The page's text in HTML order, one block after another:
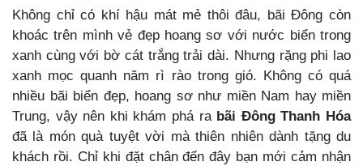
Không chỉ có khí hậu mát mẻ thôi đâu, bãi Đông còn
khoác trên mình vẻ đẹp hoang sơ với nước biển trong
xanh cùng với bờ cát trắng trải dài. Nhưng rặng phi lao
xanh mọc quanh năm rì rào trong gió. Không có quá
nhiều bãi biển đẹp, hoang sơ như miền Nam hay miền
Trung, vậy nên khi khám phá ra bãi Đông Thanh Hóa
đã là món quà tuyệt vời mà thiên nhiên dành tặng du
khách rồi. Chỉ khi đặt chân đến đây bạn mới cảm nhận